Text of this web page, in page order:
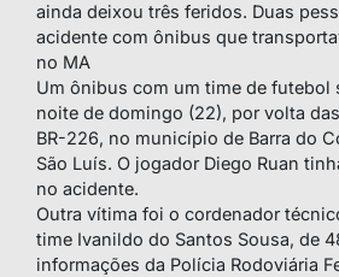
ainda deixou três feridos. Duas
acidente com ônibus que
no MA
Um ônibus com um time de futebol
noite de domingo (22), por volta
BR-226, no município de Barra do
São Luís. O jogador Diego Ruan
no acidente.
Outra vítima foi o cordenador
time Ivanildo do Santos Sousa, de
informações da Polícia Rodoviária